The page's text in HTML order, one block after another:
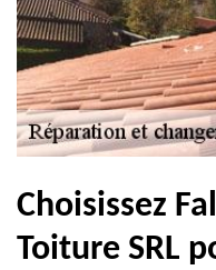
Choisissez
Toiture SRL